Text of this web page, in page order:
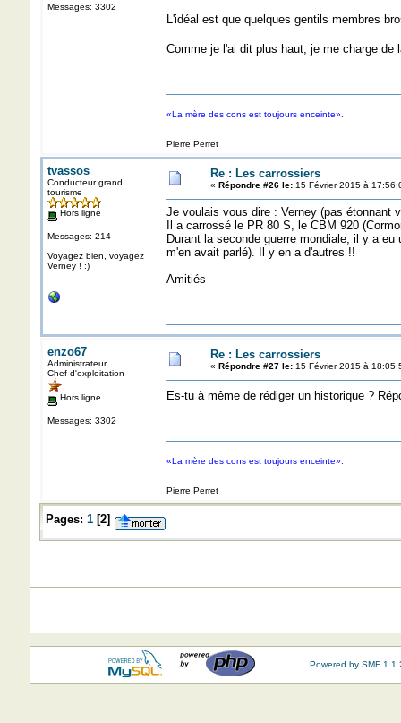
Messages: 3302
L'idéal est que quelques gentils membres
Comme je l'ai dit plus haut, je me charge
«La mère des cons est toujours enceinte».
Pierre Perret
tvassos
Conducteur grand
tourisme
Hors ligne
Messages: 214
Voyagez bien, voyagez
Verney ! :)
Re : Les carrossiers
« Répondre #26 le:15 Février 2015 à
Je voulais vous dire : Verney (pas étonnant
Il a carrossé le PR 80 S, le CBM 920
Durant la seconde guerre mondiale, il y a
m'en avait parlé). Il y en a d'autres !!
Amitiés
enzo67
Administrateur
Chef d'exploitation
Hors ligne
Messages: 3302
Re : Les carrossiers
« Répondre #27 le:15 Février 2015 à
Es-tu à même de rédiger un historique ?
«La mère des cons est toujours enceinte».
Pierre Perret
Pages: 1[2]
Powered by SMF